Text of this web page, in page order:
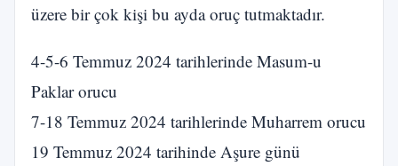
üzere bir çok kişi bu ayda oruç tutmaktadır.
4-5-6 Temmuz 2024 tarihlerinde Masum-u
Paklar orucu
7-18 Temmuz 2024 tarihlerinde Muharrem orucu
19 Temmuz 2024 tarihinde Aşure günü